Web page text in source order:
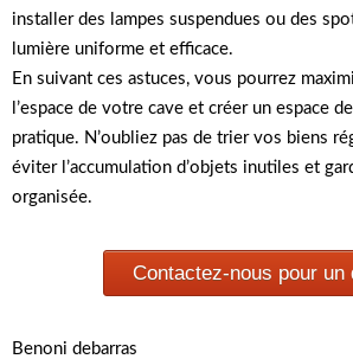
installer des lampes suspendues ou des
lumière uniforme et efficace.
En suivant ces astuces, vous pourrez
l’espace de votre cave et créer un espace
pratique. N’oubliez pas de trier vos biens
éviter l’accumulation d’objets inutiles et
organisée.
Contactez-nous pour un
Benoni debarras